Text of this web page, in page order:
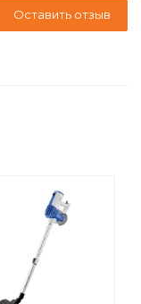
Оставить отзыв